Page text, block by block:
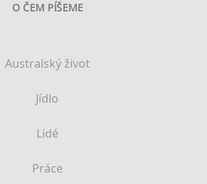
O ČEM PÍŠEME
Australský život
Jídlo
Lidé
Práce